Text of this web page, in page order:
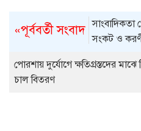
«পূর্ববর্তী সংবাদ সাংবাদিকতা
সংকট ও
পোরশায় দুর্যোগে ক্ষতিগ্রস্তদের
চাল বিতরণ